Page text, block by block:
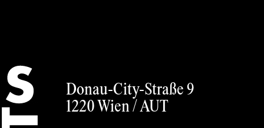
German
Donau-City-Straße 9
1220 Wien /AUT